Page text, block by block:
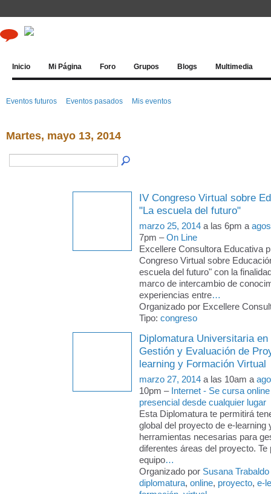
Inicio Mi Página Foro Grupos Blogs Multimedia
Eventos futuros Eventos pasados Mis eventos
Martes, mayo 13, 2014
IV Congreso Virtual sobre
"La escuela del futuro"
marzo 25, 2014 a las 6pm a
7pm –On Line
Excellere Consultora Educativa
Congreso Virtual sobre
escuela del futuro" con la
marco de intercambio de
experiencias entre…
Organizado por Excellere
Tipo: congreso
Diplomatura Universitaria en
Gestión y Evaluación de
learning y Formación Virtual
marzo 27, 2014 a las 10am a
10pm – Internet - Se cursa
presencial desde cualquier lugar
Esta Diplomatura te permitirá
global del proyecto de e-learning
herramientas necesarias para
diferentes áreas del proyecto. Te
equipo…
Organizado por Susana Trabaldo
diplomatura, online, proyecto, e-